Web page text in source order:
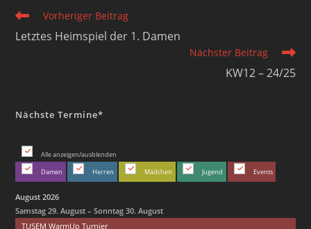
Vorheriger Beitrag
Letztes Heimspiel der 1. Damen
Nächster Beitrag
KW12 – 24/25
Nächste Termine*
Alle anzeigen/ausblenden
Damen
Herren Mädchen Jugend Events
August 2026
Samstag 29. August –Sonntag 30. August
TUSEM WarmUp Turnier